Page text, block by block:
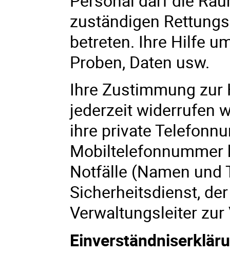
zuständigen
betreten. Ihre Hilfe
Proben, Daten usw.
Ihre Zustimmung
jederzeit widerrufen
ihre private
Mobiltelefonnummer
Notfälle (Namen und
Sicherheitsdienst,
Verwaltungsleiter